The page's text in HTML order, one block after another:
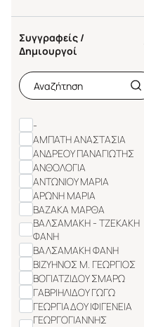
ΠΟΛΙΤΙΣΜΟΥ
ΧΕΡΣΟΝΗΣΟΥ ΤΟΥ ΑΙΜΟΥ
ΙΔΡΥΜΑ ΤΡΙΑΝΤΑΦΥΛΛΙΔΗ
ΙΝΣΤΙΤΟΥΤΟ
ΛΟΓΟΥ
ΙΣΤΡΟΣ
Συγγραφείς /
Δημιουργοί
-
ΑΜΠΑΤΗ ΑΝΑΣΤΑΣΙΑ
ΑΝΔΡΕΟΥ ΠΑΝΑΓΙΩΤΗΣ
ΑΝΘΟΛΟΓΙΑ
ΑΝΤΩΝΙΟΥ ΜΑΡΙΑ
ΑΡΩΝΗ ΜΑΡΙΑ
ΒΑΖΑΚΑ ΜΑΡΘΑ
ΒΑΛΣΑΜΑΚΗ - ΤΖΕΚΑΚΗ
ΦΑΝΗ
ΒΑΛΣΑΜΑΚΗ ΦΑΝΗ
ΒΙΖΥΗΝΟΣ Μ. ΓΕΩΡΓΙΟΣ
ΒΟΓΙΑΤΖΙΔΟΥ ΣΜΑΡΩ
ΓΑΒΡΙΗΛΙΔΟΥ ΓΩΓΩ
ΓΕΩΡΓΙΑΔΟΥ ΙΦΙΓΕΝΕΙΑ
ΓΕΩΡΓΟΓΙΑΝΝΗΣ